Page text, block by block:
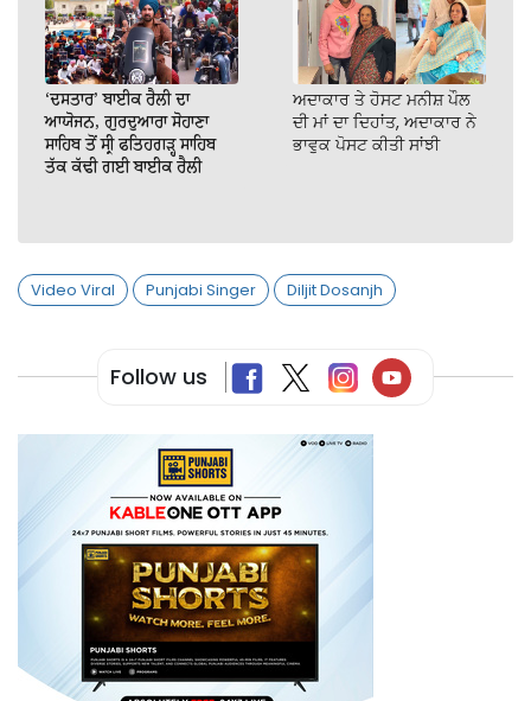
‘ਦਸਤਾਰ’ ਬਾਈਕ ਰੈਲੀ ਦਾ
ਆਯੋਜਨ, ਗੁਰਦੁਆਰਾ ਸੋਹਾਣਾ
ਸਾਹਿਬ ਤੋਂ ਸ੍ਰੀ ਫਤਿਹਗੜ੍ਹ ਸਾਹਿਬ
ਤੱਕ ਕੱਢੀ ਗਈ ਬਾਈਕ ਰੈਲੀ
ਅਦਾਕਾਰ ਤੇ ਹੋਸਟ ਮਨੀਸ਼ ਪੌਲ
ਦੀ ਮਾਂ ਦਾ ਦਿਹਾਂਤ, ਅਦਾਕਾਰ ਨੇ
ਭਾਵੁਕ ਪੋਸਟ ਕੀਤੀ ਸਾਂਝੀ
Video Viral Punjabi Singer Diljit Dosanjh
Follow us